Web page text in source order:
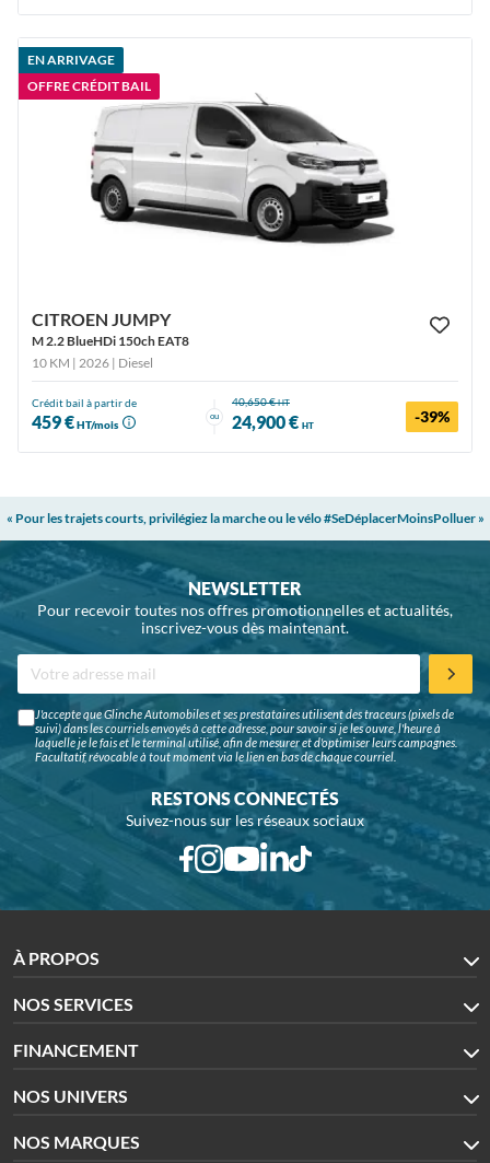
EN ARRIVAGE
OFFRE CRÉDIT BAIL
CITROEN JUMPY
M 2.2 BlueHDi 150ch EAT8
10 KM | 2026 | Diesel
Crédit bail à partir de
459 €HT/mois
ou
40,650 €HT
24,900 € HT -39%
« Pour les trajets courts, privilégiez la marche ou le vélo #SeDéplacerMoinsPolluer »
NEWSLETTER
Pour recevoir toutes nos offres promotionnelles et actualités,
inscrivez-vous dès maintenant.
J'accepte que Glinche Automobiles et ses prestataires utilisent des traceurs (pixels de
suivi) dans les courriels envoyés à cette adresse, pour savoir si je les ouvre, l'heure à
laquelle je le fais et le terminal utilisé, afin de mesurer et d'optimiser leurs campagnes.
Facultatif, révocable à tout moment via le lien en bas de chaque courriel.
RESTONS CONNECTÉS
Suivez-nous sur les réseaux sociaux
À PROPOS
NOS SERVICES
FINANCEMENT
NOS UNIVERS
NOS MARQUES